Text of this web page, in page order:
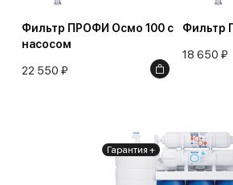
Фильтр ПРОФИ Осмо 100 с
насосом
22 550 ₽
Фильтр
18 650 ₽
Гарантия +